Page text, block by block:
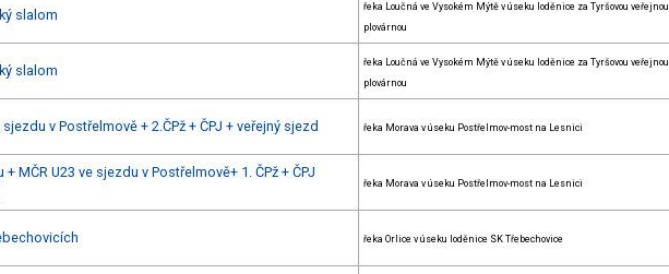
slalom
řeka Loučná ve Vysokém Mýtě v úseku loděnice za Tyršovou veřejnou
plovárnou
slalom
řeka Loučná ve Vysokém Mýtě v úseku loděnice za Tyršovou veřejnou
plovárnou
sjezdu v Postřelmově + 2.ČPž + ČPJ + veřejný sjezd řeka Morava v úseku Postřelmov-most na Lesnici
MČR U23 ve sjezdu v Postřelmově+ 1. ČPž + ČPJ
řeka Morava v úseku Postřelmov-most na Lesnici
řeka Orlice v úseku loděnice SK Třebechovice